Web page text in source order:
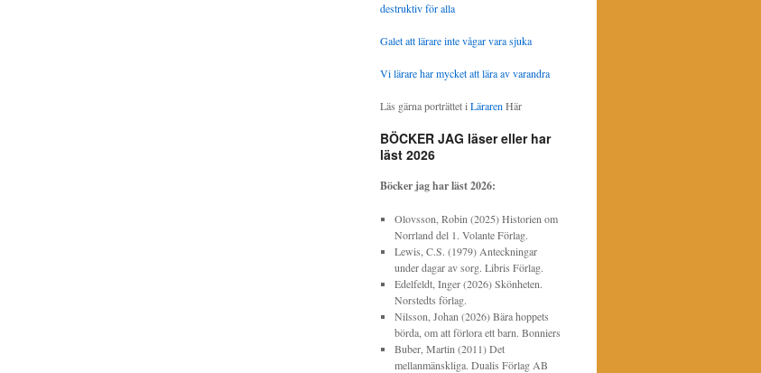
destruktiv för alla
Galet att lärare inte vågar vara sjuka
Vi lärare har mycket att lära av varandra
Läs gärna porträttet i Läraren Här
BÖCKER JAG läser eller har
läst 2026
Böcker jag har läst2026:
Olovsson, Robin (2025) Historien om
Norrland del 1. Volante Förlag.
Lewis, C.S. (1979) Anteckningar
under dagar av sorg. Libris Förlag.
Edelfeldt, Inger (2026) Skönheten.
Norstedts förlag.
Nilsson, Johan (2026) Bära hoppets
börda, om att förlora ett barn. Bonniers
Buber, Martin (2011) Det
mellanmänskliga. Dualis Förlag AB